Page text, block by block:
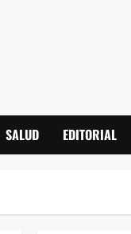
SALUD EDITORIAL